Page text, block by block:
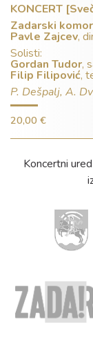
KONCERT
Zadarski
Pavle Zajcev,
Solisti:
Gordan Tudor,
Filip Filipović,
P. Dešpalj, A.
20,00 €
Koncertni